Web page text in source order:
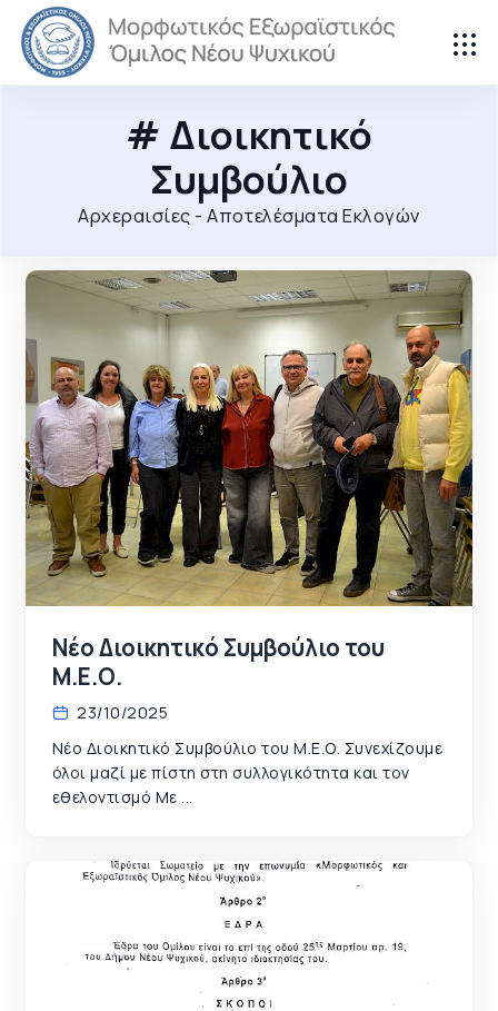
# Διοικητικό
Συμβούλιο
Αρχεραισίες - Αποτελέσματα Εκλογών
Νέο Διοικητικό Συμβούλιο του
Μ.Ε.Ο.
23/10/2025
Νέο Διοικητικό Συμβούλιο του Μ.Ε.Ο. Συνεχίζουμε
όλοι μαζί με πίστη στη συλλογικότητα και τον
εθελοντισμό Με ...